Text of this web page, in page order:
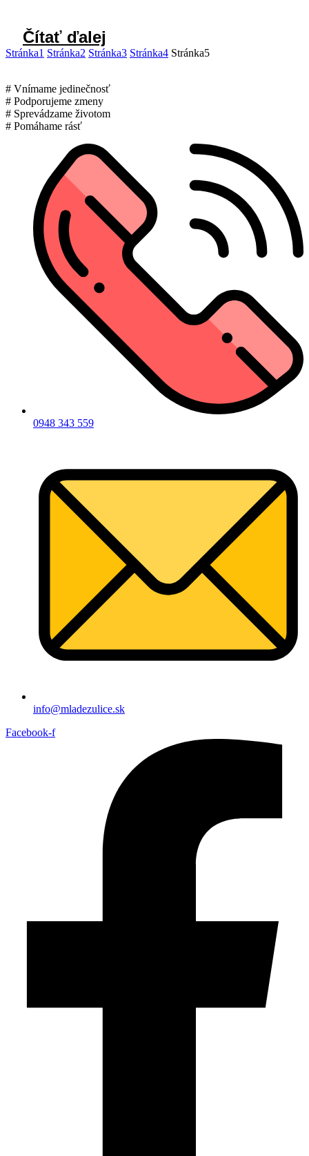
Čítať ďalej
Stránka1 Stránka2 Stránka3 Stránka4 Stránka5
# Vnímame jedinečnosť
# Podporujeme zmeny
# Sprevádzame životom
# Pomáhame rásť
0948 343 559
info@mladezulice.sk
Facebook-f